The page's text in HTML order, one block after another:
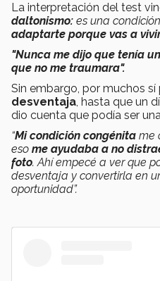
La interpretación del test
daltonismo: es una
adaptarte porque vas a vivir
"Nunca me dijo que tenía
que no me traumara".
Sin embargo, por muchos sí
desventaja, hasta que un
dio cuenta que podía ser
“Mi condición congénita me
eso me ayudaba a no
foto. Ahí empecé a ver que
desventaja y convertirla en
oportunidad”.